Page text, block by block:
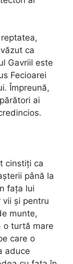
ca
Gavriil este
Fecioarei
Împreună,
ai
cinstiți ca
până la
fața lui
vii și pentru
munte,
o turtă mare
care o
aduce